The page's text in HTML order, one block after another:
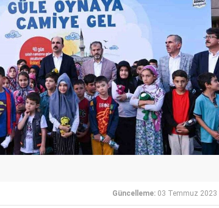
Güncelleme: 03 Temmuz 2023